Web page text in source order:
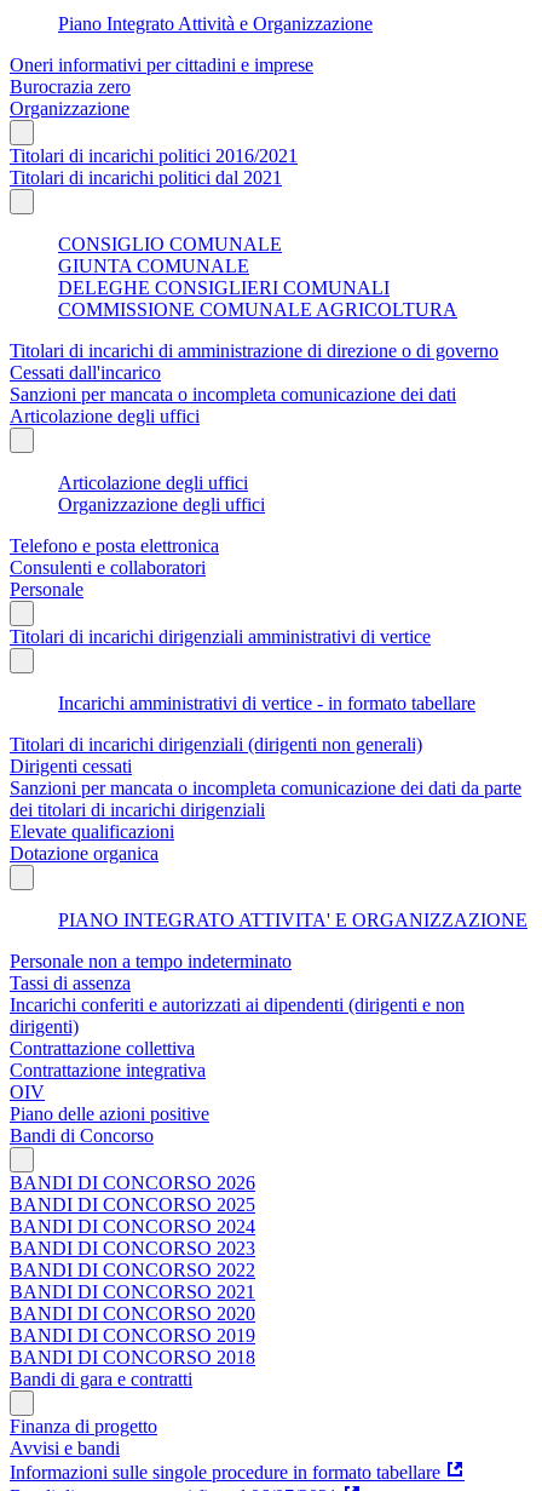
Piano Integrato Attività e Organizzazione
Oneri informativi per cittadini e imprese
Burocrazia zero
Organizzazione
Titolari di incarichi politici 2016/2021
Titolari di incarichi politici dal 2021
CONSIGLIO COMUNALE
GIUNTA COMUNALE
DELEGHE CONSIGLIERI COMUNALI
COMMISSIONE COMUNALE AGRICOLTURA
Titolari di incarichi di amministrazione di direzione o di governo
Cessati dall'incarico
Sanzioni per mancata o incompleta comunicazione dei dati
Articolazione degli uffici
Articolazione degli uffici
Organizzazione degli uffici
Telefono e posta elettronica
Consulenti e collaboratori
Personale
Titolari di incarichi dirigenziali amministrativi di vertice
Incarichi amministrativi di vertice - in formato tabellare
Titolari di incarichi dirigenziali (dirigenti non generali)
Dirigenti cessati
Sanzioni per mancata o incompleta comunicazione dei dati da parte
dei titolari di incarichi dirigenziali
Elevate qualificazioni
Dotazione organica
PIANO INTEGRATO ATTIVITA' E ORGANIZZAZIONE
Personale non a tempo indeterminato
Tassi di assenza
Incarichi conferiti e autorizzati ai dipendenti (dirigenti e non
dirigenti)
Contrattazione collettiva
Contrattazione integrativa
OIV
Piano delle azioni positive
Bandi di Concorso
BANDI DI CONCORSO 2026
BANDI DI CONCORSO 2025
BANDI DI CONCORSO 2024
BANDI DI CONCORSO 2023
BANDI DI CONCORSO 2022
BANDI DI CONCORSO 2021
BANDI DI CONCORSO 2020
BANDI DI CONCORSO 2019
BANDI DI CONCORSO 2018
Bandi di gara e contratti
Finanza di progetto
Avvisi e bandi
Informazioni sulle singole procedure in formato tabellare